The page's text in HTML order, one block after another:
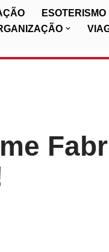
ESOTERISMO